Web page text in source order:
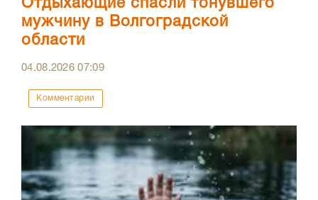
Отдыхающие спасли тонувшего
мужчину в Волгоградской
области
04.08.202607:09
Комментарии